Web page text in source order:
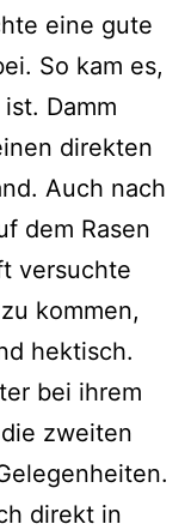
eine gute
So kam es,
Damm
direkten
Auch nach
dem Rasen
versuchte
kommen,
hektisch.
bei ihrem
zweiten
direkt in